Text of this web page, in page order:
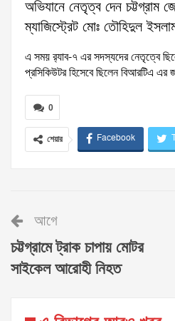
অভিযানে নেতৃত্ব দেন চট্টগ্রাম
ম্যাজিস্ট্রেট মোঃ তৌহিদুল
এ সময় র‍্যাব-৭ এর সদস্যদের নেতৃত্বে
প্রসিকিউটর হিসেবে ছিলেন বিআরটিএ এর
0
শেয়ার Facebook
আগে
চট্টগ্রামে ট্রাক চাপায় মোটর
সাইকেল আরোহী নিহত